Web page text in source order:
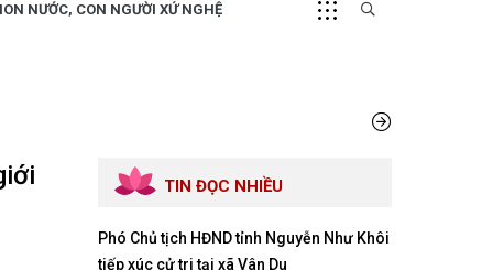
NƯỚC, CON NGƯỜI XỨ NGHỆ
NHỊP CẦU ĐẦU TƯ
TIN ĐỌC NHIỀU
Phó Chủ tịch HĐND tỉnh Nguyễn Như Khôi
tiếp xúc cử tri tại xã Vân Du